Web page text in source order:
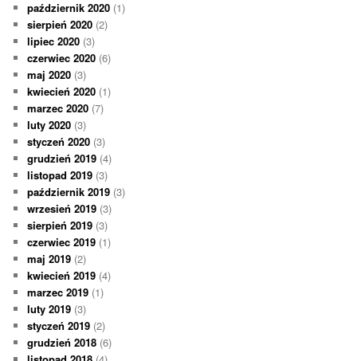
październik 2020 (1)
sierpień 2020 (2)
lipiec 2020 (3)
czerwiec 2020 (6)
maj 2020 (3)
kwiecień 2020 (1)
marzec 2020 (7)
luty 2020 (3)
styczeń 2020 (3)
grudzień 2019 (4)
listopad 2019 (3)
październik 2019 (3)
wrzesień 2019 (3)
sierpień 2019 (3)
czerwiec 2019 (1)
maj 2019 (2)
kwiecień 2019 (4)
marzec 2019 (1)
luty 2019 (3)
styczeń 2019 (2)
grudzień 2018 (6)